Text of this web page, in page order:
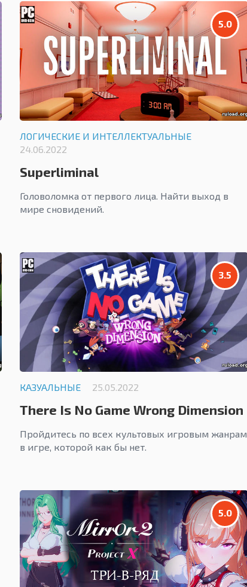
5.0
ЛОГИЧЕСКИЕ И ИНТЕЛЛЕКТУАЛЬНЫЕ
24.06.2022
Superliminal
Головоломка от первого лица. Найти выход в
мире сновидений.
3.5
КАЗУАЛЬНЫЕ 25.05.2022
There Is No Game Wrong Dimension
Пройдитесь по всех культовых игровым жанрам
в игре, которой как бы нет.
5.0